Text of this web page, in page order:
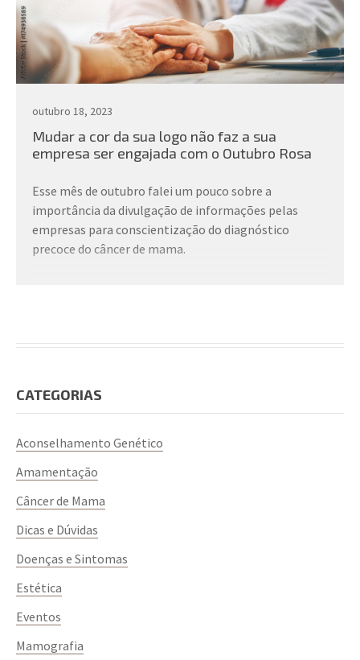
outubro 18, 2023
Mudar a cor da sua logo não faz a sua
empresa ser engajada com o Outubro Rosa
Esse mês de outubro falei um pouco sobre a
importância da divulgação de informações pelas
empresas para conscientização do diagnóstico
precoce do câncer de mama.
“Você sabia que uma em cada quatro mulheres
receber este diagnóstico durante a vida?
Segundo estimativas do Global Cancer Observatory
Research on Cancer (Iarc), um em cada cinco
indivíduos terão câncer durante sua vida e os dez
do total de casos novos.
com 2,3 milhões (24,5%) de casos novos
pelos de cólon e reto, com 865 mil (9,4%); pulmão,
(6,5%); e pele não melanoma, com 475 mil (5,2%)
CATEGORIAS
Aconselhamento Genético
Amamentação
Câncer de Mama
Dicas e Dúvidas
Doenças e Sintomas
Estética
Eventos
Mamografia